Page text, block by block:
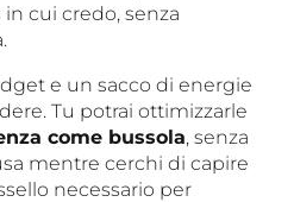
cui credo, senza
e un sacco di energie
Tu potrai ottimizzarle
come bussola, senza
mentre cerchi di capire
necessario per